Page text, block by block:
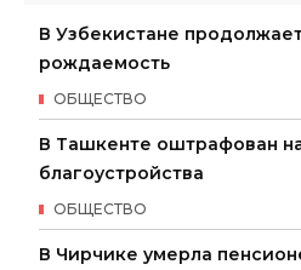
В Узбекистане
рождаемость
ОБЩЕСТВО
В Ташкенте оштрафован
благоустройства
ОБЩЕСТВО
В Чирчике умерла